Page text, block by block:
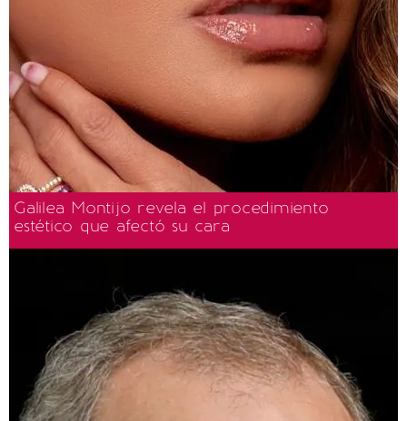
Galilea Montijo revela el procedimiento
estético que afectó su cara